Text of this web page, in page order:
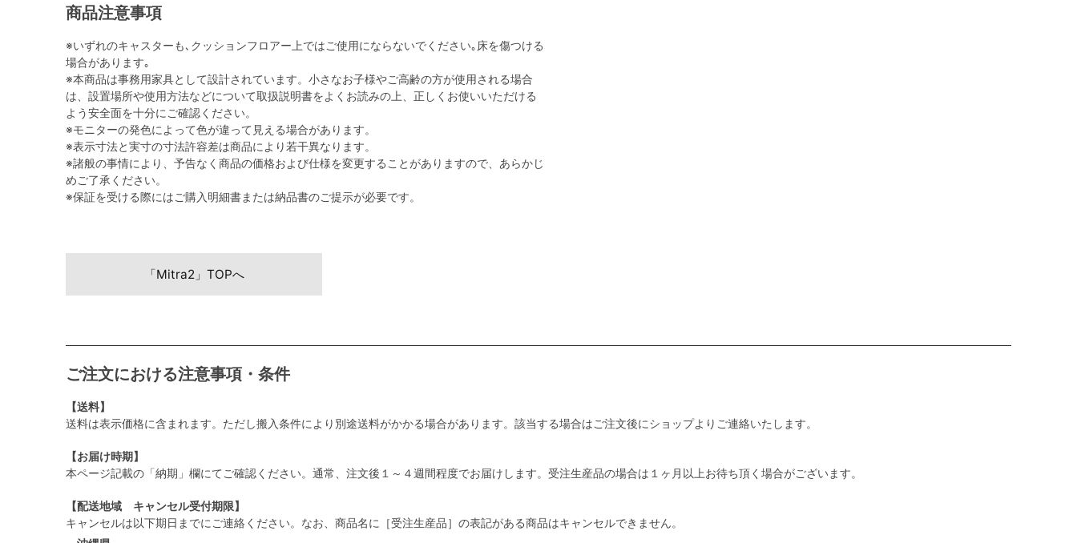
商品注意事項
※いずれのキャスターも､クッションフロアー上ではご使用にならないでください｡床を傷つける
場合があります｡
※本商品は事務用家具として設計されています。小さなお子様やご高齢の方が使用される場合
は、設置場所や使用方法などについて取扱説明書をよくお読みの上、正しくお使いいただける
よう安全面を十分にご確認ください。
※モニターの発色によって色が違って見える場合があります。
※表示寸法と実寸の寸法許容差は商品により若干異なります。
※諸般の事情により、予告なく商品の価格および仕様を変更することがありますので、あらかじ
めご了承ください。
※保証を受ける際にはご購入明細書または納品書のご提示が必要です。
「Mitra2」TOPへ
ご注文における注意事項・条件
【送料】
送料は表示価格に含まれます。ただし搬入条件により別途送料がかかる場合があります。該当する場合はご注文後にショップよりご連絡いたします。
【お届け時期】
本ページ記載の「納期」欄にてご確認ください。通常、注文後１～４週間程度でお届けします。受注生産品の場合は１ヶ月以上お待ち頂く場合がございます。
【配送地域 キャンセル受付期限】
キャンセルは以下期日までにご連絡ください。なお、商品名に［受注生産品］の表記がある商品はキャンセルできません。